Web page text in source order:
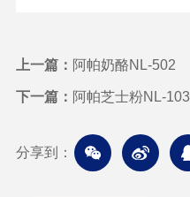
上一篇： 阿帕奶酪NL-502
下一篇： 阿帕芝士粉NL-103
分享到：